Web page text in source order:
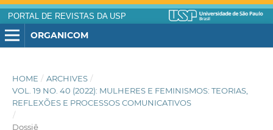
PORTAL DE REVISTAS DA USP
ORGANICOM
HOME / ARCHIVES /
VOL. 19 NO. 40 (2022): MULHERES E FEMINISMOS: TEORIAS,
REFLEXÕES E PROCESSOS COMUNICATIVOS
/
Dossiê